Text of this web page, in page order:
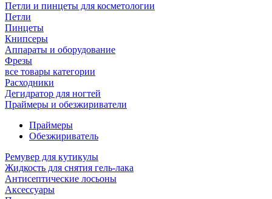
Петли и пинцеты для косметологии
Петли
Пинцеты
Книпсеры
Аппараты и оборудование
Фрезы
все товары категории
Расходники
Дегидратор для ногтей
Праймеры и обезжириватели
Праймеры
Обезжириватель
Ремувер для кутикулы
Жидкость для снятия гель-лака
Антисептические лосьоны
Аксессуары